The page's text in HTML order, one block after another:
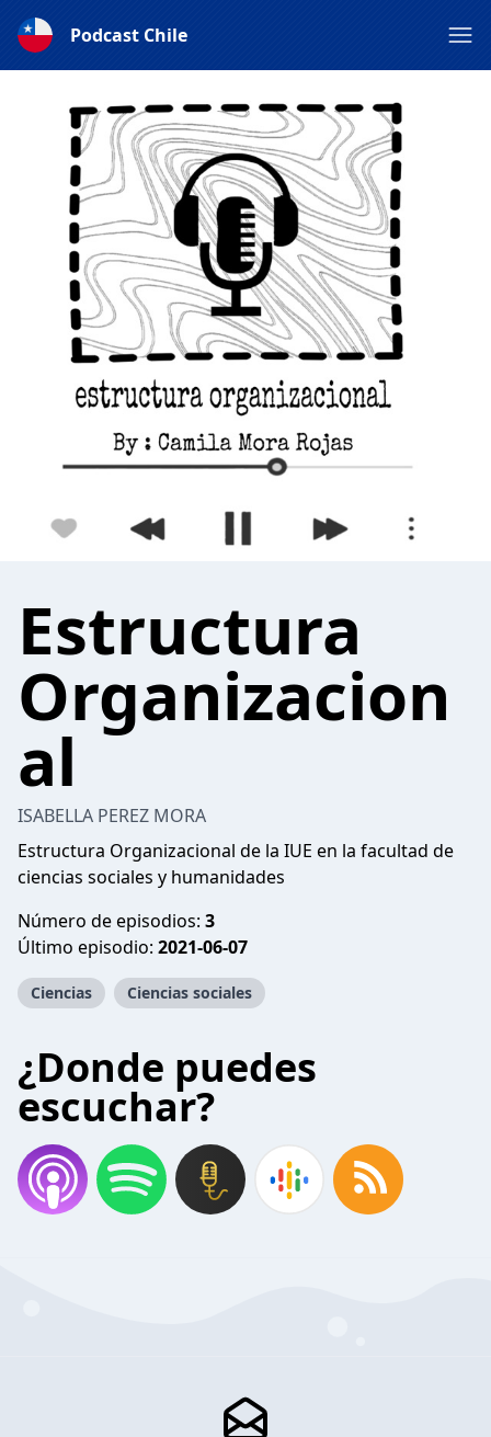
Podcast Chile
Estructura
Organizacion
al
ISABELLA PEREZ MORA
Estructura Organizacional de la IUE en la facultad de
ciencias sociales y humanidades
Número de episodios: 3
Último episodio: 2021-06-07
Ciencias Ciencias sociales
¿Donde puedes
escuchar?